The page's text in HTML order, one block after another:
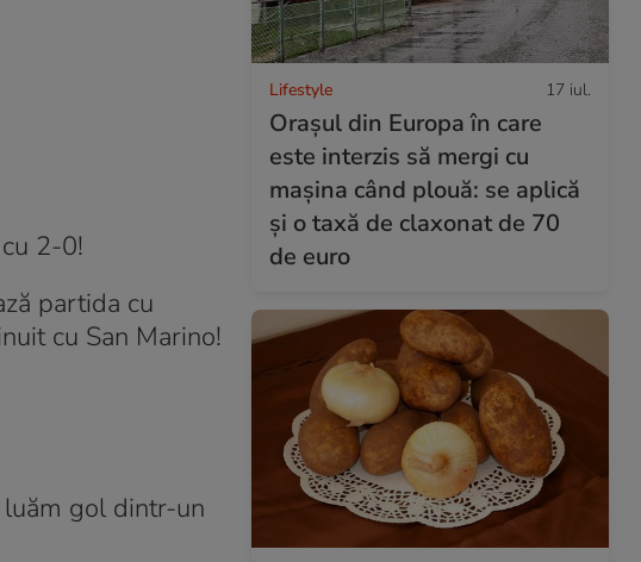
2-0!
partida cu
cu San Marino!
gol dintr-un
Lifestyle 17 iul.
Orașul din Europa în care
este interzis să mergi cu
mașina când plouă: se aplică
și o taxă de claxonat de 70
de euro